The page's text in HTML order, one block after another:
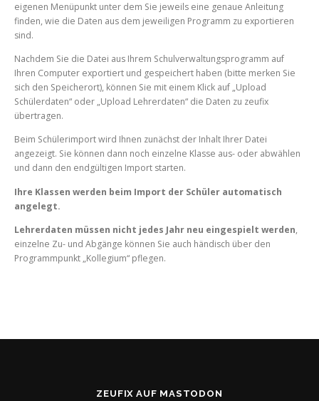
eigenen Menüpunkt unter dem Sie jeweils eine genaue Anleitung
finden, wie die Daten aus dem jeweiligen Programm zu exportieren
sind.
Nachdem Sie die Datei aus Ihrem Schulverwaltungsprogramm auf
Ihren Computer exportiert und gespeichert haben (bitte merken Sie
sich den Speicherort), können Sie mit einem Klick auf „Upload
Schülerdaten“ oder „Upload Lehrerdaten“ die Daten zu zeufix
übertragen.
Beim Schülerimport wird Ihnen zunächst der Inhalt Ihrer Datei
angezeigt. Sie können dann noch einzelne Klasse aus- oder abwählen
und dann den endgültigen Import starten.
Ihre Klassen werden beim Import der Schüler automatisch
angelegt.
Lehrerdaten müssen nicht jedes Jahr neu eingespielt werden,
einzelne Zu- und Abgänge können Sie auch händisch über den
Programmpunkt „Kollegium“ pflegen.
ZEUFIX AUF MASTODON